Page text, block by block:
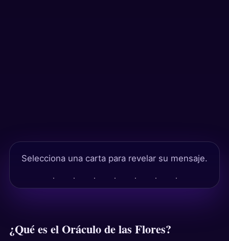
Selecciona una carta para revelar su mensaje.
¿Qué es el Oráculo de las Flores?